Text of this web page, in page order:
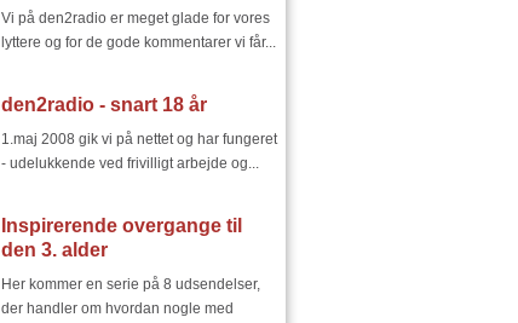
Vi på den2radio er meget glade for vores
lyttere og for de gode kommentarer vi får...
den2radio - snart 18 år
1.maj 2008 gik vi på nettet og har fungeret
- udelukkende ved frivilligt arbejde og...
Inspirerende overgange til
den 3. alder
Her kommer en serie på 8 udsendelser,
der handler om hvordan nogle med